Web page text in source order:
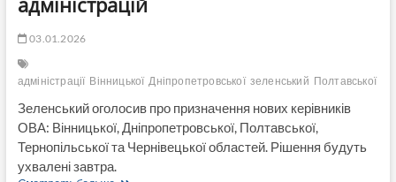
03.01.2026
адміністрації Вінницької Дніпропетровської зеленський Полтавської
Зеленський оголосив про призначення нових керівників
ОВА: Вінницької, Дніпропетровської, Полтавської,
Тернопільської та Чернівецької областей. Рішення будуть
ухвалені завтра.